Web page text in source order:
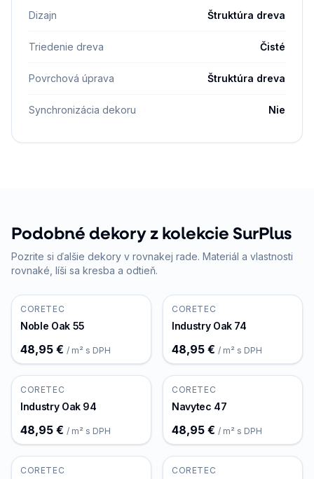
Dizajn Štruktúra dreva
Triedenie dreva Čisté
Povrchová úprava Štruktúra dreva
Synchronizácia dekoru Nie
Podobné dekory z kolekcie SurPlus
Pozrite si ďalšie dekory v rovnakej rade. Materiál a vlastnosti
rovnaké, líši sa kresba a odtieň.
CORETEC
Noble Oak 55
48,95 € / m² s DPH
CORETEC
Industry Oak 74
48,95 € / m² s DPH
CORETEC
Industry Oak 94
48,95 € / m² s DPH
CORETEC
Navytec 47
48,95 € / m² s DPH
CORETEC CORETEC